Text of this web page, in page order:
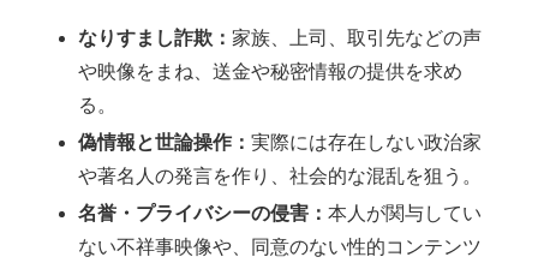
なりすまし詐欺：家族、上司、取引先などの声
や映像をまね、送金や秘密情報の提供を求め
る。
偽情報と世論操作：実際には存在しない政治家
や著名人の発言を作り、社会的な混乱を狙う。
名誉・プライバシーの侵害：本人が関与してい
ない不祥事映像や、同意のない性的コンテンツ